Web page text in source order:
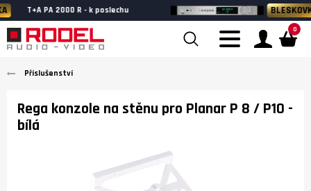
BLESKOVKA T+A MP 2000 R G3 - k poslechu
0
Příslušenství
Rega konzole na stěnu pro Planar P 8 / P10 -
bílá